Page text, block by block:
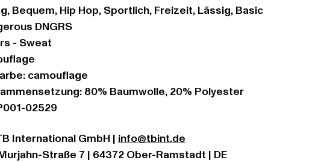
Bequem, Hip Hop, Sportlich, Freizeit, Lässig, Basic
DNGRS
- Sweat
camouflage
80% Baumwolle, 20% Polyester
02529
International GmbH | info@tbint.de
Straße 7 | 64372 Ober-Ramstadt | DE